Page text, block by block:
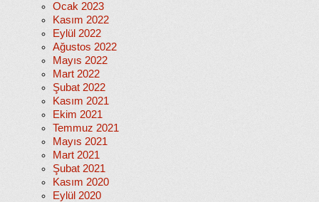
Ocak 2023
Kasım 2022
Eylül 2022
Ağustos 2022
Mayıs 2022
Mart 2022
Şubat 2022
Kasım 2021
Ekim 2021
Temmuz 2021
Mayıs 2021
Mart 2021
Şubat 2021
Kasım 2020
Eylül 2020